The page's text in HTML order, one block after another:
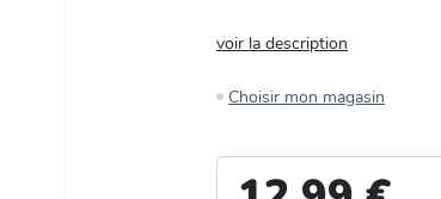
voir la description
Choisir mon magasin